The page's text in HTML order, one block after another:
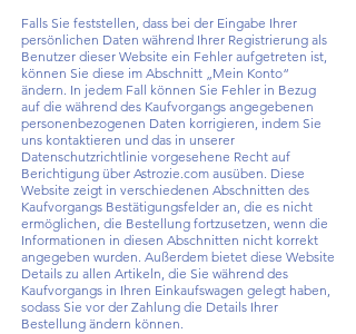
Falls Sie feststellen, dass bei der Eingabe Ihrer
persönlichen Daten während Ihrer Registrierung als
Benutzer dieser Website ein Fehler aufgetreten ist,
können Sie diese im Abschnitt „Mein Konto“
ändern. In jedem Fall können Sie Fehler in Bezug
auf die während des Kaufvorgangs angegebenen
personenbezogenen Daten korrigieren, indem Sie
uns kontaktieren und das in unserer
Datenschutzrichtlinie vorgesehene Recht auf
Berichtigung über Astrozie.com ausüben. Diese
Website zeigt in verschiedenen Abschnitten des
Kaufvorgangs Bestätigungsfelder an, die es nicht
ermöglichen, die Bestellung fortzusetzen, wenn die
Informationen in diesen Abschnitten nicht korrekt
angegeben wurden. Außerdem bietet diese Website
Details zu allen Artikeln, die Sie während des
Kaufvorgangs in Ihren Einkaufswagen gelegt haben,
sodass Sie vor der Zahlung die Details Ihrer
Bestellung ändern können.